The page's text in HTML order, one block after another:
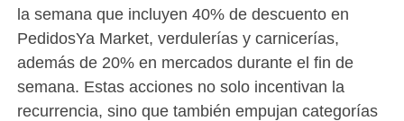
la semana que incluyen 40% de descuento en
PedidosYa Market, verdulerías y carnicerías,
además de 20% en mercados durante el fin de
semana. Estas acciones no solo incentivan la
recurrencia, sino que también empujan categorías